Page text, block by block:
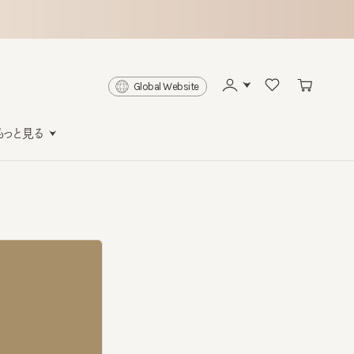
Global Website
る